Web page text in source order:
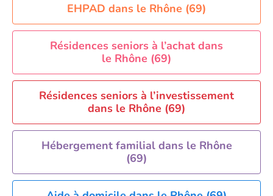
Residence service senior Nîmes
Residence service senior Orléans
Residence service senior Perpignan
Residence service senior Rennes
Residence service senior Strasbourg
Residence service senior Toulouse
Recherche par ville
EHPAD dans le Rhône (69)
Résidences seniors à l’achat dans
le Rhône (69)
Résidences seniors à l’investissement
dans le Rhône (69)
Hébergement familial dans le Rhône
(69)